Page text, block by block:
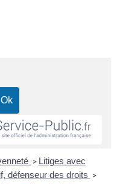
> Litiges avec
défenseur des droits >